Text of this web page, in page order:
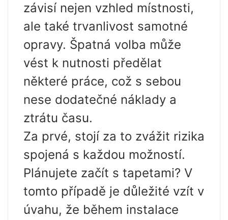
závisí nejen vzhled místnosti,
ale také trvanlivost samotné
opravy. Špatná volba může
vést k nutnosti předělat
některé práce, což s sebou
nese dodatečné náklady a
ztrátu času.
Za prvé, stojí za to zvážit rizika
spojená s každou možností.
Plánujete začít s tapetami? V
tomto případě je důležité vzít v
úvahu, že během instalace